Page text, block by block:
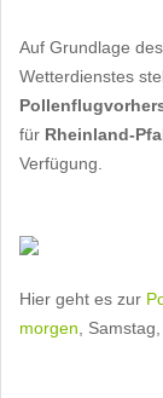
Auf Grundlage des
Wetterdienstes
für Rheinland-
Verfügung.
Hier geht es zur
morgen ,